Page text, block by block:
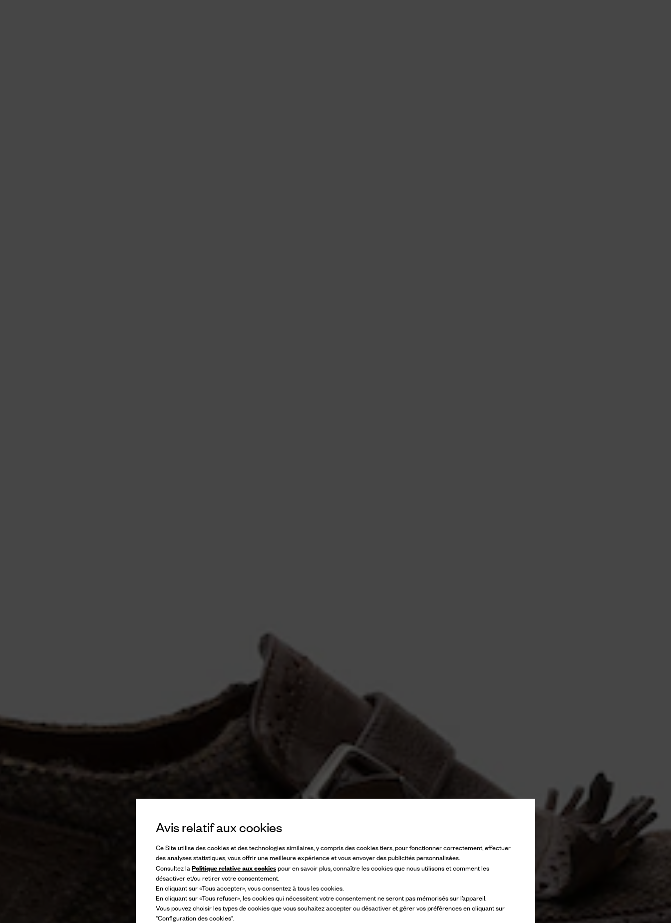
Avis relatif aux cookies
Ce Site utilise des cookies et des technologies similaires, y compris des cookies tiers, pour fonctionner correctement, effectuer
des analyses statistiques, vous offrir une meilleure expérience et vous envoyer des publicités personnalisées.
Consultez la Politique relative aux cookiespour en savoir plus, connaître les cookies que nous utilisons et comment les
désactiver et/ou retirer votre consentement.
En cliquant sur «Tous accepter», vous consentez à tous les cookies.
En cliquant sur «Tous refuser», les cookies qui nécessitent votre consentement ne seront pas mémorisés sur l’appareil.
Vous pouvez choisir les types de cookies que vous souhaitez accepter ou désactiver et gérer vos préférences en cliquant sur
"Configuration des cookies".